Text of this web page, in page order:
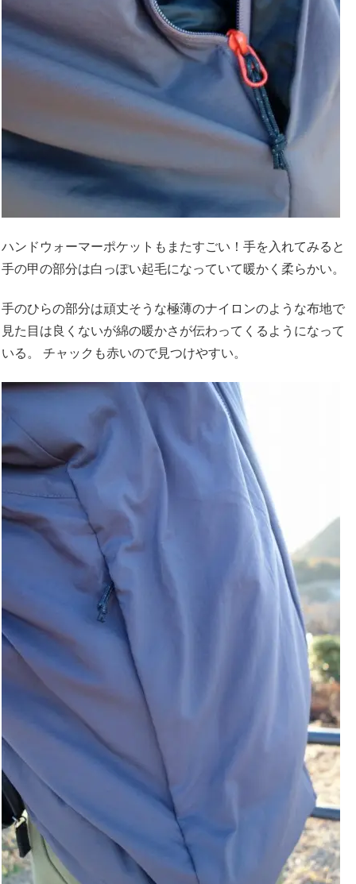
ハンドウォーマーポケットもまたすごい！手を入れてみると
手の甲の部分は白っぽい起毛になっていて暖かく柔らかい。
手のひらの部分は頑丈そうな極薄のナイロンのような布地で
見た目は良くないが綿の暖かさが伝わってくるようになって
いる。 チャックも赤いので見つけやすい。